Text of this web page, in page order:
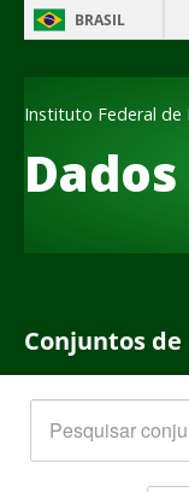
BRASIL
Instituto Federal de
Conjuntos de dados
Organizações
Sobre
Conjuntos de